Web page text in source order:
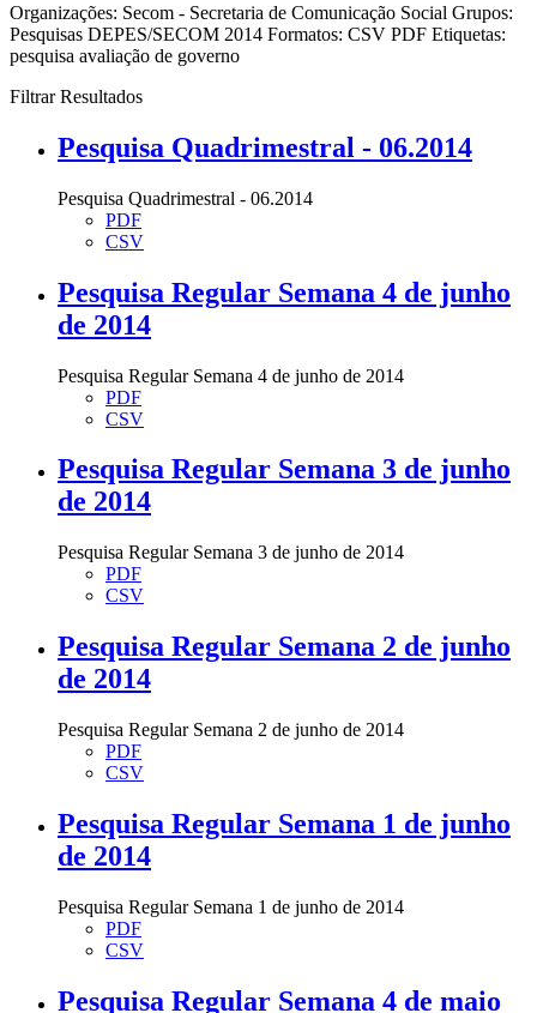
Organizações: Secom - Secretaria de Comunicação Social Grupos:
Pesquisas DEPES/SECOM 2014 Formatos: CSV PDF Etiquetas:
pesquisa avaliação de governo
Filtrar Resultados
Pesquisa Quadrimestral - 06.2014
Pesquisa Quadrimestral - 06.2014
PDF
CSV
Pesquisa Regular Semana 4 de junho
de 2014
Pesquisa Regular Semana 4 de junho de 2014
PDF
CSV
Pesquisa Regular Semana 3 de junho
de 2014
Pesquisa Regular Semana 3 de junho de 2014
PDF
CSV
Pesquisa Regular Semana 2 de junho
de 2014
Pesquisa Regular Semana 2 de junho de 2014
PDF
CSV
Pesquisa Regular Semana 1 de junho
de 2014
Pesquisa Regular Semana 1 de junho de 2014
PDF
CSV
Pesquisa Regular Semana 4 de maio